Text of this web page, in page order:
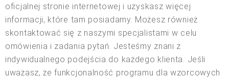
oficjalnej stronie internetowej i uzyskasz więcej
informacji, które tam posiadamy. Możesz również
skontaktować się z naszymi specjalistami w celu
omówienia i zadania pytań. Jesteśmy znani z
indywidualnego podejścia do każdego klienta. Jeśli
uważasz, że funkcjonalność programu dla wzorcowych